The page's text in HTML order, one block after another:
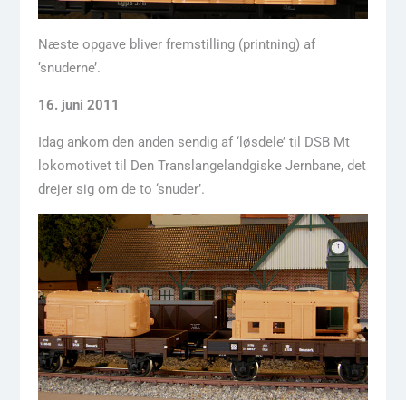
Næste opgave bliver fremstilling (printning) af
‘snuderne’.
16. juni 2011
Idag ankom den anden sendig af ‘løsdele’ til DSB Mt
lokomotivet til Den Translangelandgiske Jernbane, det
drejer sig om de to ‘snuder’.